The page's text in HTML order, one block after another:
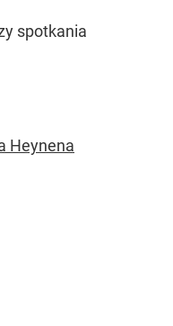
spotkania
Heynena